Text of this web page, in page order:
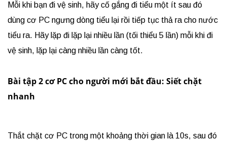
Mỗi khi bạn đi vệ sinh, hãy cố gắng đi tiểu một ít sau đó
dùng cơ PC ngưng dòng tiểu lại rồi tiếp tục thả ra cho nước
tiểu ra. Hãy lặp đi lặp lại nhiều lần (tối thiểu 5 lần) mỗi khi đi
vệ sinh, lặp lại càng nhiều lần càng tốt.
Bài tập 2 cơ PC cho người mới bắt đầu: Siết chặt
nhanh
Thắt chặt cơ PC trong một khoảng thời gian là 10s, sau đó